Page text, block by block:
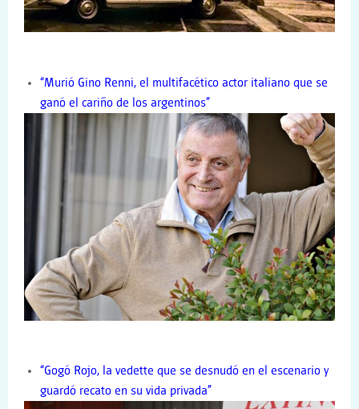
“Murió Gino Renni, el multifacético actor italiano que se
ganó el cariño de los argentinos”
“Gogó Rojo, la vedette que se desnudó en el escenario y
guardó recato en su vida privada”